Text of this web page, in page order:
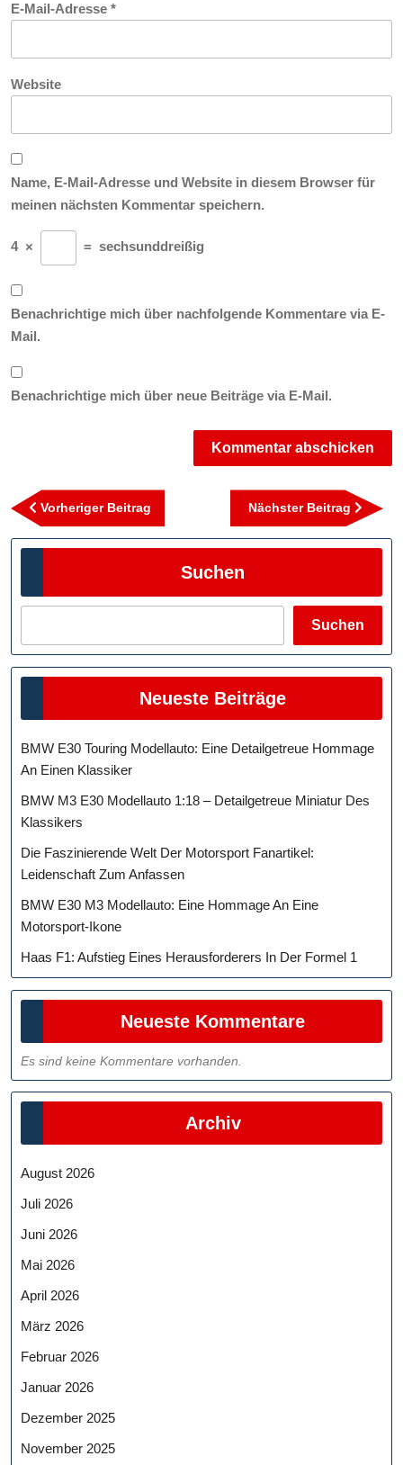
E-Mail-Adresse *
Website
Name, E-Mail-Adresse und Website in diesem Browser für
meinen nächsten Kommentar speichern.
4 × = sechsunddreißig
Benachrichtige mich über nachfolgende Kommentare via E-
Mail.
Benachrichtige mich über neue Beiträge via E-Mail.
Beitragsnavigation
Vorheriger Beitrag
Beitrag
Nächster Beitrag
Suchen
Suchen
Neueste Beiträge
BMW E30 Touring Modellauto: Eine Detailgetreue Hommage
An Einen Klassiker
BMW M3 E30 Modellauto 1:18 – Detailgetreue Miniatur Des
Klassikers
Die Faszinierende Welt Der Motorsport Fanartikel:
Leidenschaft Zum Anfassen
BMW E30 M3 Modellauto: Eine Hommage An Eine
Motorsport-Ikone
Haas F1: Aufstieg Eines Herausforderers In Der Formel 1
Neueste Kommentare
Es sind keine Kommentare vorhanden.
Archiv
August 2026
Juli 2026
Juni 2026
Mai 2026
April 2026
März 2026
Februar 2026
Januar 2026
Dezember 2025
November 2025